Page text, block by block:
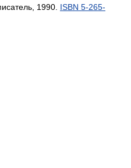
1990. ISBN 5-265-